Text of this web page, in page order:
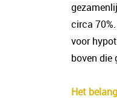
circa
voor
boven die
Het